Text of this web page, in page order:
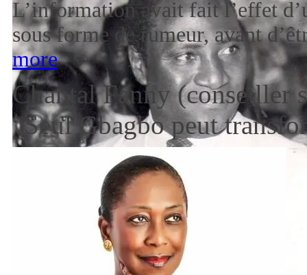
L’information avait fait l’effet
sous forme de rumeur, avant
more
Chantal Fanny (conseiller
“Seul Gbagbo peut